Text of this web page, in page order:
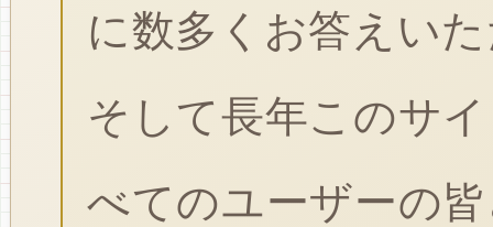
に数多くお答えい
そして長年このサ
べてのユーザーの